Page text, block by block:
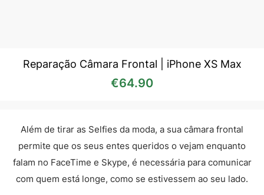
Reparação Câmara Frontal | iPhone XS Max
€64.90
Além de tirar as Selfies da moda, a sua câmara frontal
permite que os seus entes queridos o vejam enquanto
falam no FaceTime e Skype, é necessária para comunicar
com quem está longe, como se estivessem ao seu lado.